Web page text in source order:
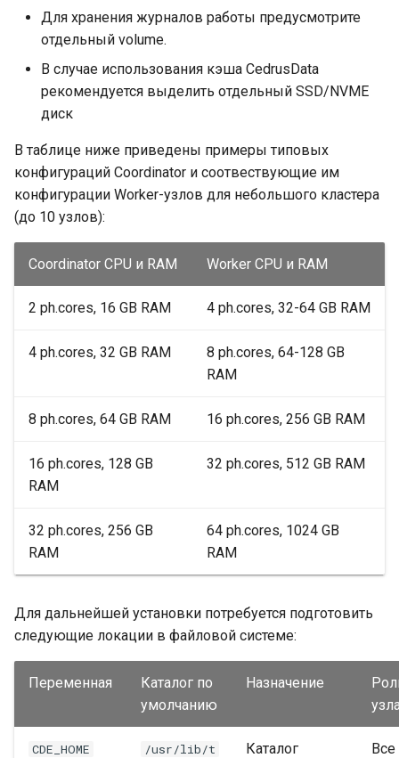
Для хранения журналов работы предусмотрите
отдельный volume.
В случае использования кэша CedrusData
рекомендуется выделить отдельный SSD/NVME
диск
В таблице ниже приведены примеры типовых
конфигураций Coordinator и соотвествующие им
конфигурации Worker-узлов для небольшого кластера
(до 10 узлов):
Coordinator CPU и RAM Worker CPU и RAM
2 ph.cores, 16 GB RAM 4 ph.cores, 32-64 GB RAM
4 ph.cores, 32 GB RAM
8 ph.cores, 64-128 GB
RAM
8 ph.cores, 64 GB RAM 16 ph.cores, 256 GB RAM
16 ph.cores, 128 GB
RAM
32 ph.cores, 512 GB RAM
32 ph.cores, 256 GB
RAM
64 ph.cores, 1024 GB
RAM
Для дальнейшей установки потребуется подготовить
следующие локации в файловой системе:
Переменная
Каталог по
умолчанию
Назначение
CDE_HOME /usr/lib/t Каталог Все